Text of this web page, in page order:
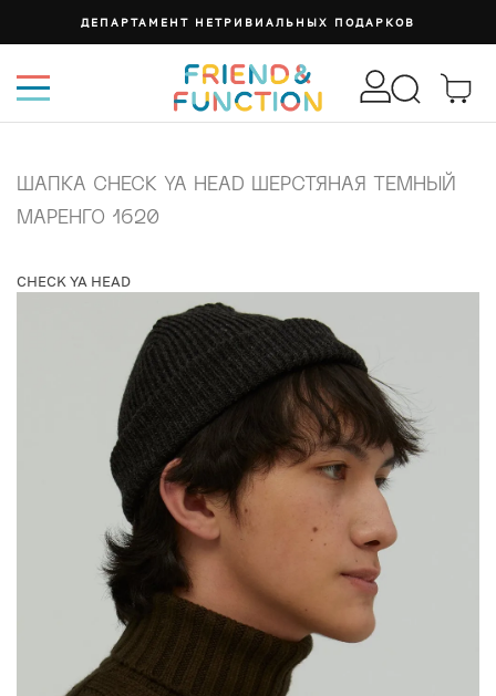
ДЕПАРТАМЕНТ НЕТРИВИАЛЬНЫХ ПОДАРКОВ
ШАПКА CHECK YA HEAD ШЕРСТЯНАЯ ТЕМНЫЙ
МАРЕНГО 1620
CHECK YA HEAD